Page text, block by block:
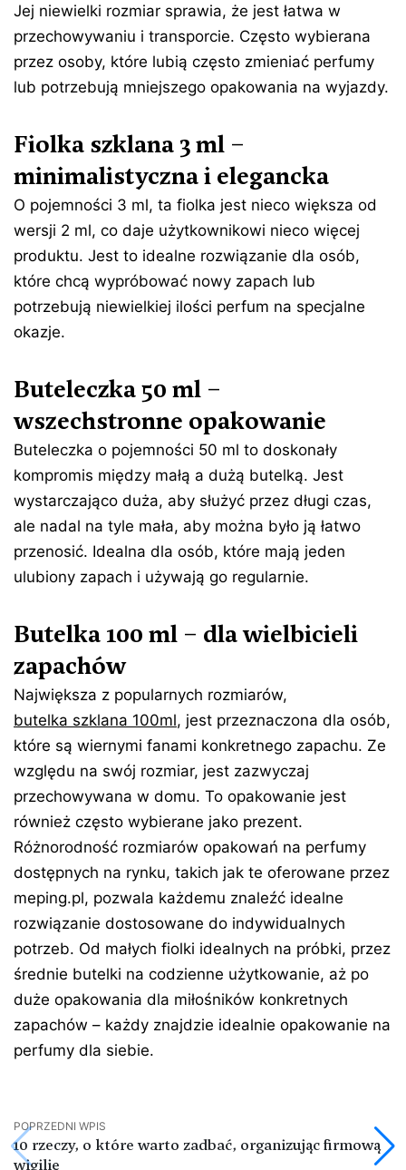
Jej niewielki rozmiar sprawia, że jest łatwa w
przechowywaniu i transporcie. Często wybierana
przez osoby, które lubią często zmieniać perfumy
lub potrzebują mniejszego opakowania na wyjazdy.
Fiolka szklana 3 ml –
minimalistyczna i elegancka
O pojemności 3 ml, ta fiolka jest nieco większa od
wersji 2 ml, co daje użytkownikowi nieco więcej
produktu. Jest to idealne rozwiązanie dla osób,
które chcą wypróbować nowy zapach lub
potrzebują niewielkiej ilości perfum na specjalne
okazje.
Buteleczka 50 ml –
wszechstronne opakowanie
Buteleczka o pojemności 50 ml to doskonały
kompromis między małą a dużą butelką. Jest
wystarczająco duża, aby służyć przez długi czas,
ale nadal na tyle mała, aby można było ją łatwo
przenosić. Idealna dla osób, które mają jeden
ulubiony zapach i używają go regularnie.
Butelka 100 ml – dla wielbicieli
zapachów
Największa z popularnych rozmiarów,
butelka szklana 100ml, jest przeznaczona dla osób,
które są wiernymi fanami konkretnego zapachu. Ze
względu na swój rozmiar, jest zazwyczaj
przechowywana w domu. To opakowanie jest
również często wybierane jako prezent.
Różnorodność rozmiarów opakowań na perfumy
dostępnych na rynku, takich jak te oferowane przez
meping.pl, pozwala każdemu znaleźć idealne
rozwiązanie dostosowane do indywidualnych
potrzeb. Od małych fiolki idealnych na próbki, przez
średnie butelki na codzienne użytkowanie, aż po
duże opakowania dla miłośników konkretnych
zapachów – każdy znajdzie idealnie opakowanie na
perfumy dla siebie.
POPRZEDNI WPIS
10 rzeczy, o które warto zadbać, organizując firmową
wigilię